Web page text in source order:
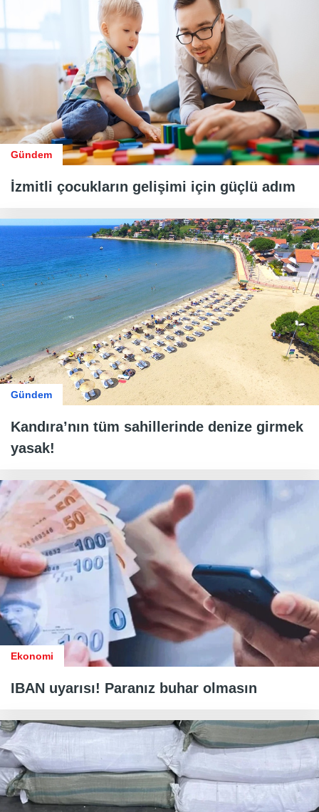
Gündem
İzmitli çocukların gelişimi için güçlü adım
Gündem
Kandıra’nın tüm sahillerinde denize girmek
yasak!
Ekonomi
IBAN uyarısı! Paranız buhar olmasın